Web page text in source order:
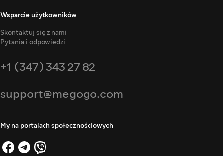
Wsparcie użytkowników
Skontaktuj się z nami
Pytania i odpowiedzi
+1 (347) 343 27 82
support@megogo.com
My na portalach społecznościowych